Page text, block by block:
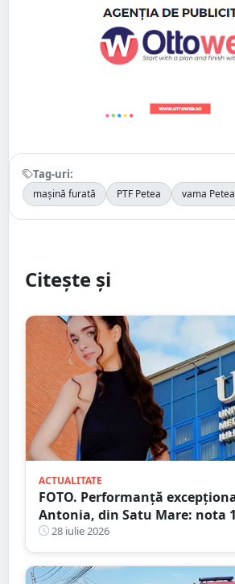
Tag-uri:
mașină furată PTF Petea vama Petea
Citește și
ACTUALITATE
FOTO. Performanță
Antonia, din Satu Mare: nota
admiterea la UMF Cluj, o
mai înregistrat de 15 ani
28 iulie 2026